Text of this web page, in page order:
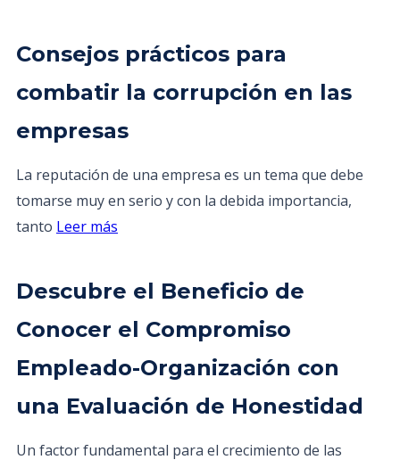
Consejos prácticos para
combatir la corrupción en las
empresas
La reputación de una empresa es un tema que debe
tomarse muy en serio y con la debida importancia,
tanto Leer más
Descubre el Beneficio de
Conocer el Compromiso
Empleado-Organización con
una Evaluación de Honestidad
Un factor fundamental para el crecimiento de las